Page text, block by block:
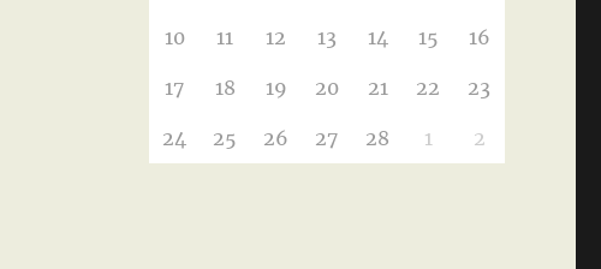
10 11 12 13 14 15 16
17 18 19 20 21 22 23
24 25 26 27 28 1 2